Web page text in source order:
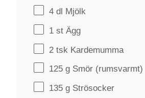
4 dl Mjölk
1 st Ägg
2 tsk Kardemumma
125 g Smör (rumsvarmt)
135 g Strösocker